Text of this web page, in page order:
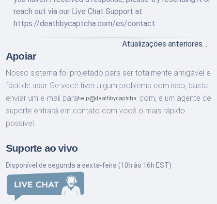
reach out via our Live Chat Support at
https://deathbycaptcha.com/es/contact.
Atualizações anteriores…
Apoiar
Nosso sistema foi projetado para ser totalmente amigável e
fácil de usar. Se você tiver algum problema com isso, basta
enviar um e-mail para
com, e um agente de
suporte entrará em contato com você o mais rápido
possível.
Suporte ao vivo
Disponível de segunda a sexta-feira (10h às 16h EST)